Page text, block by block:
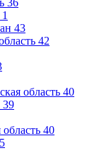
36
1
43
42
область 40
39
40